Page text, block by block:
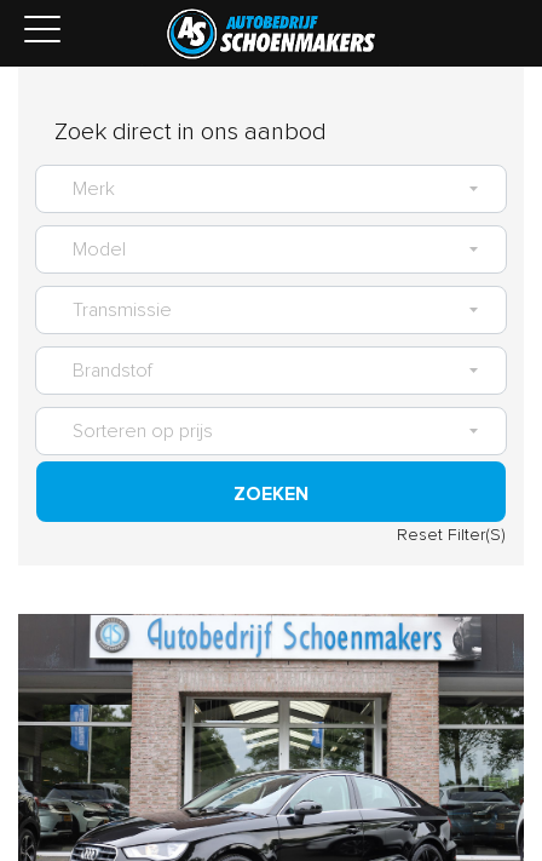
Zoek direct in ons aanbod
ZOEKEN
Reset Filter(S)